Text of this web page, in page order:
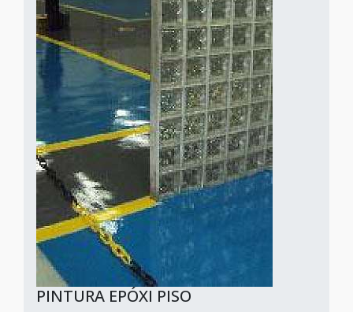
PINTURA EPÓXI PISO